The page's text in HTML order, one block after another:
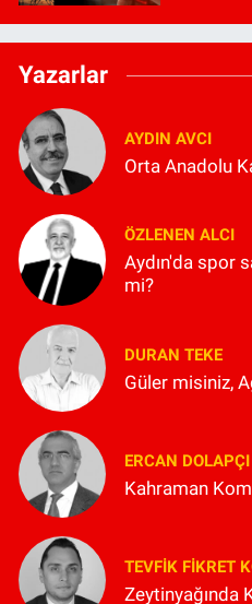
Yazarlar
AYDIN AVCI
Orta Anadolu
ÖZLENEN ALCI
Aydın'da spor
mi?
DURAN TEKE
Güler misiniz,
ERCAN DOLAPÇI
Kahraman
TEVFIK FIKRET
Zeytinyağında